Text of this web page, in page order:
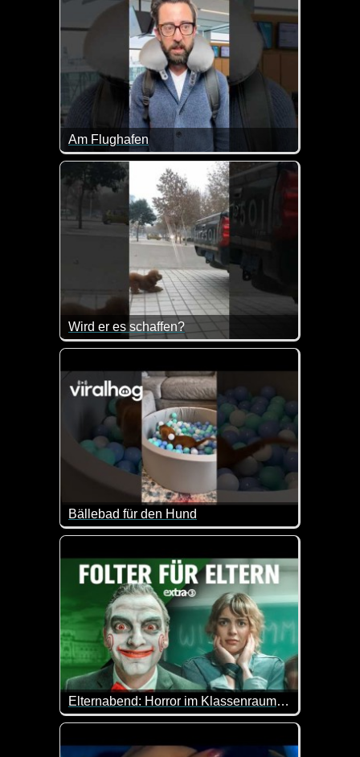
Am Flughafen
Kaum zu glauben, was man am Flughafen so alles
Wird er es schaffen?
Dieser Hund will unbedingt in den Pickup
Bällebad für den Hund
Das hat sich gelohnt. Der Welpe ist begeistert
Elternabend: Horror im Klassenraum - extra 3
Der blanke Horror braucht kein Blut. Nur eine